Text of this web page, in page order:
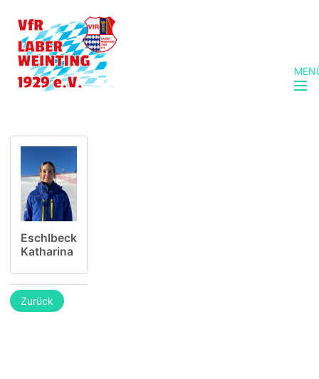
Eschlbeck
Katharina
Zurück